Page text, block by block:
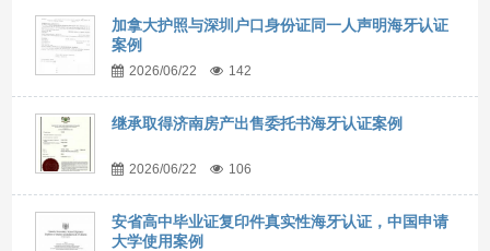
加拿大护照与深圳户口身份证同一人声明海牙认证
案例
2026/06/22 142
继承取得济南房产出售委托书海牙认证案例
2026/06/22 106
安省高中毕业证复印件真实性海牙认证，中国申请
大学使用案例